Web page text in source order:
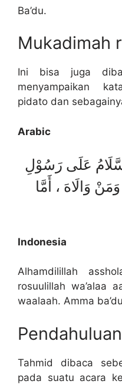
Ba’du.
Mukadimah
Ini bisa juga
menyampaikan
pidato dan
Arabic
عَلَى رَسُوْلِ
وَالَاهَ ، أَمَّا
Indonesia
Alhamdilillah
rosuulillah wa’alaa
waalaah. Amma
Tahmid dibaca
pada suatu acara